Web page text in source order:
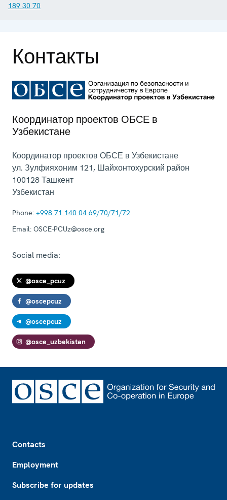
189 30 70
Контакты
Координатор проектов ОБСЕ в
Узбекистане
Координатор проектов ОБСЕ в Узбекистане
ул. Зулфияхоним 121, Шайхонтохурский район
100128Ташкент
Узбекистан
Phone: +998 71 140 04 69/70/71/72
Email: OSCE-PCUz@osce.org
Social media:
@osce_pcuz
@oscepcuz
@oscepcuz
@osce_uzbekistan
Contacts
Employment
Subscribe for updates